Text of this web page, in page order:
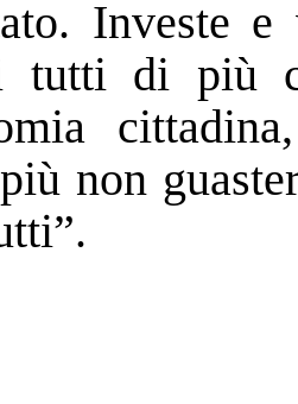
Investe
tutti di più
non